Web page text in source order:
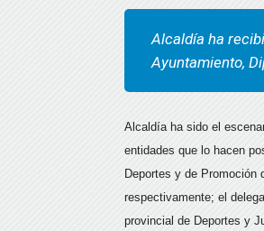
Alcaldía ha
Ayuntamiento,
Alcaldía ha sido el
entidades que lo hacen
Deportes y de Promoción
respectivamente; el
provincial de Deportes y